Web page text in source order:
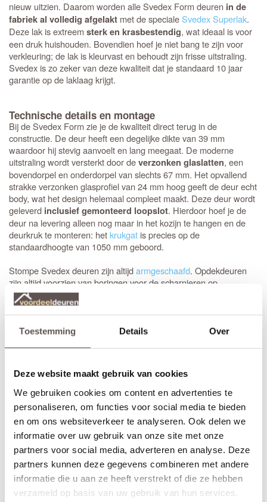
Toestemming Details Over
Deze website maakt gebruik van cookies
We gebruiken cookies om content en advertenties te
personaliseren, om functies voor social media te bieden
en om ons websiteverkeer te analyseren. Ook delen we
informatie over uw gebruik van onze site met onze
partners voor social media, adverteren en analyse. Deze
partners kunnen deze gegevens combineren met andere
informatie die u aan ze heeft verstrekt of die ze hebben
verzameld op basis van uw gebruik van hun services.
nieuw uitzien. Daarom worden alle Svedex Form deuren in de
fabriek al volledig afgelakt met de specialeSvedex Superlak.
Deze lak is extreemsterk en krasbestendig, wat ideaal is voor
een druk huishouden. Bovendien hoef je niet bang te zijn voor
verkleuring; de lak is kleurvast en behoudt zijn frisse uitstraling.
Svedex is zo zeker van deze kwaliteit dat je standaard 10 jaar
garantie op de laklaag krijgt.
Technische details en montage
Bij de Svedex Form zie je de kwaliteit direct terug in de
constructie. De deur heeft een degelijke dikte van 39 mm
waardoor hij stevig aanvoelt en lang meegaat. De moderne
uitstraling wordt versterkt door deverzonken glaslatten, een
bovendorpel en onderdorpel van slechts 67 mm. Het opvallend
strakke verzonken glasprofiel van 24 mm hoog geeft de deur echt
body, wat het design helemaal compleet maakt. Deze deur wordt
geleverd inclusief gemonteerd loopslot. Hierdoor hoef je de
deur na levering alleen nog maar in het kozijn te hangen en de
deurkruk te monteren: hetkrukgat is precies op de
standaardhoogte van 1050 mm geboord.
Stompe Svedex deuren zijn altijdarmgeschaafd. Opdekdeuren
zijn altijd voorzien van boringen voor de scharnieren op
standaardhoogte. Bekijk onze
Svedex Form video
hangt!
juiste draairichting doorgeeft tijdens het bestellen. Omdat Svedex
het slot al in de fabriek infreest, kan de deur niet omgedraaid
worden en is de
keuze tussen links en rechts van groot belang.
Maak je Svedex Form deur compleet
Svedex heeft vijf exclusieve deurkrukken ontwikkeld die specifiek
zijn ontworpen voor de Svedex Form-glasdeuren. Tijdens het
bestellen selecteer je eenvoudig de gewenste kruk in zwart,
brons of RVS, waarna Svedex de deur direct voorziet van de
juiste krukgatboring.